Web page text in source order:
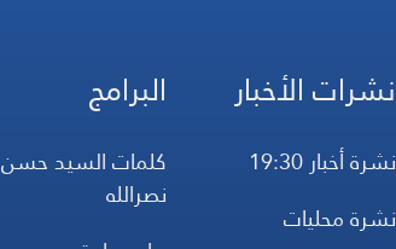
نشرات الأخبار
نشرة أخبار 19:30
نشرة محليات
البرامج
كلمات السيد حسن
نصرالله